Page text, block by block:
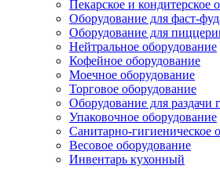
Пекарское и кондитерское
Оборудование для фаст-
Оборудование для
Нейтральное оборудование
Кофейное оборудование
Моечное оборудование
Торговое оборудование
Оборудование для раздачи
Упаковочное оборудование
Санитарно-гигиеническое
Весовое оборудование
Инвентарь кухонный